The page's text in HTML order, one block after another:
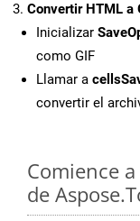
Convertir HTML a
Inicializar
como GIF
Llamar a
convertir el
Comience a
de